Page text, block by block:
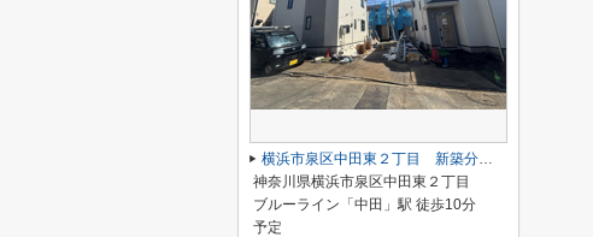
横浜市泉区中田東２丁目 新築分譲住宅 全４棟 今回販売4棟
神奈川県横浜市泉区中田東２丁目
ブルーライン「中田」駅 徒歩10分
予定